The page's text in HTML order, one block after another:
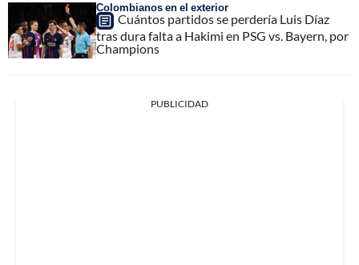
Colombianos en el exterior
Cuántos partidos se perdería Luis Díaz
tras dura falta a Hakimi en PSG vs. Bayern, por
Champions
PUBLICIDAD